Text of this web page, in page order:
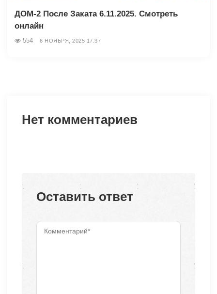
ДОМ-2 После Заката 6.11.2025. Смотреть
онлайн
554 6 НОЯБРЯ, 2025 17:37
Нет комментариев
Оставить ответ